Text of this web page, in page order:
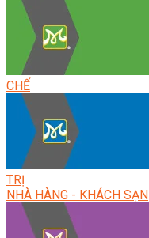
CHẾ
TRỊ
NHÀ HÀNG - KHÁCH SẠN